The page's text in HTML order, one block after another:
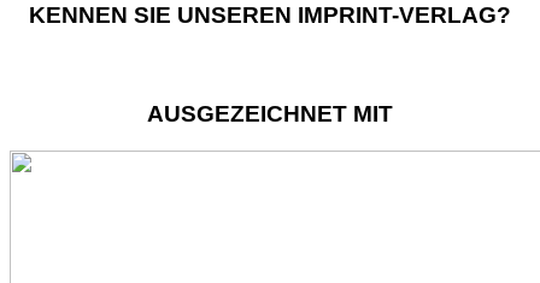
KENNEN SIE UNSEREN IMPRINT-VERLAG?
AUSGEZEICHNET MIT